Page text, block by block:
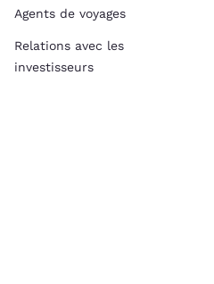
Agents de voyages
Relations avec les
investisseurs